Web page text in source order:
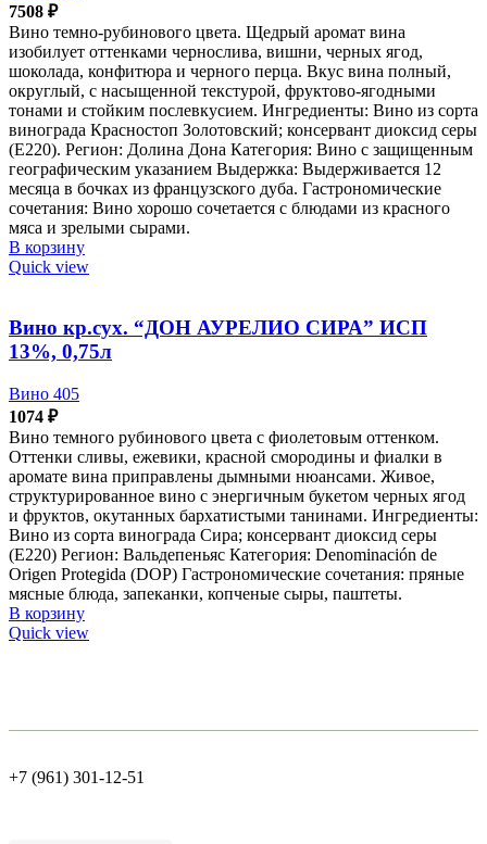
7508 ₽
Вино темно-рубинового цвета. Щедрый аромат вина
изобилует оттенками чернослива, вишни, черных ягод,
шоколада, конфитюра и черного перца. Вкус вина полный,
округлый, с насыщенной текстурой, фруктово-ягодными
тонами и стойким послевкусием. Ингредиенты: Вино из сорта
винограда Красностоп Золотовский; консервант диоксид серы
(Е220). Регион: Долина Дона Категория: Вино с защищенным
географическим указанием Выдержка: Выдерживается 12
месяца в бочках из французского дуба. Гастрономические
сочетания: Вино хорошо сочетается с блюдами из красного
мяса и зрелыми сырами.
В корзину
Quick view
Вино кр.сух. “ДОН АУРЕЛИО СИРА” ИСП
13%, 0,75л
Вино 405
1074 ₽
Вино темного рубинового цвета с фиолетовым оттенком.
Оттенки сливы, ежевики, красной смородины и фиалки в
аромате вина приправлены дымными нюансами. Живое,
структурированное вино с энергичным букетом черных ягод
и фруктов, окутанных бархатистыми танинами. Ингредиенты:
Вино из сорта винограда Сира; консервант диоксид серы
(Е220) Регион: Вальдепеньяс Категория: Denominación de
Origen Protegida (DOP) Гастрономические сочетания: пряные
мясные блюда, запеканки, копченые сыры, паштеты.
В корзину
Quick view
+7 (961) 301-12-51